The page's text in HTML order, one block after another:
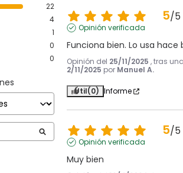
22
4
1
0
0
5/5
Opinión verificada
Funciona bien. Lo usa
Opinión del 25/11/2025 , tras
2/11/2025 por Manuel A.
Útil(0) Informe
5/5
Opinión verificada
Muy bien